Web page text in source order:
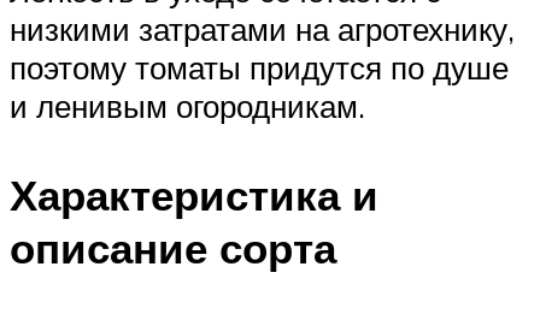
низкими затратами на агротехнику,
поэтому томаты придутся по душе
и ленивым огородникам.
Характеристика и
описание сорта